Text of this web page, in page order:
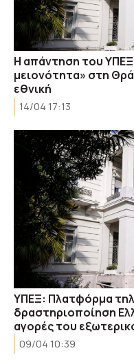
Η απάντηση του ΥΠΕΞ
μειονότητα» στη
εθνική
14/04 17:13
ΥΠΕΞ: Πλατφόρμα
δραστηριοποίηση
αγορές του
09/04 10:39